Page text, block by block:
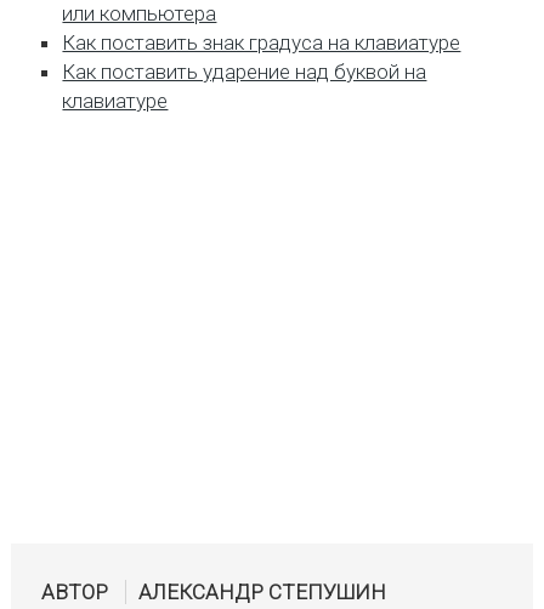
или компьютера
Как поставить знак градуса на клавиатуре
Как поставить ударение над буквой на
клавиатуре
АВТОР
АЛЕКСАНДР СТЕПУШИН